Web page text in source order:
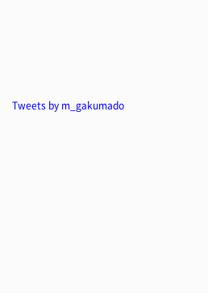
Tweets by m_gakumado